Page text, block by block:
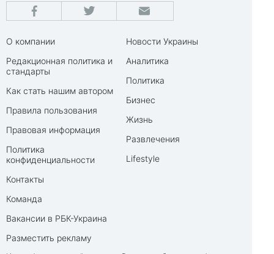
О компании
Редакционная политика и
стандарты
Как стать нашим автором
Правила пользования
Правовая информация
Политика
конфиденциальности
Контакты
Команда
Вакансии в РБК-Украина
Разместить рекламу
Новости Украины
Аналитика
Политика
Бизнес
Жизнь
Развлечения
Lifestyle